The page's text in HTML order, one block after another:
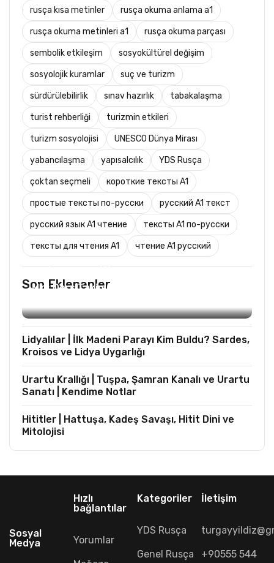
rusça kısa metinler rusça okuma anlama a1
rusça okuma metinleri a1 rusça okuma parçası
sembolik etkileşim sosyokültürel değişim
sosyolojik kuramlar suç ve turizm
sürdürülebilirlik sınav hazırlık tabakalaşma
turist rehberliği turizmin etkileri
turizm sosyolojisi UNESCO Dünya Mirası
yabancılaşma yapısalcılık YDS Rusça
çoktan seçmeli короткие тексты A1
простые тексты по-русски русский A1 текст
русский язык A1 чтение тексты A1 по-русски
тексты для чтения A1 чтение A1 русский
Son Eklenenler
Mks Ders Takip (Turizm ve Mesleki Dersler
Lidyalılar | İlk Madeni Parayı Kim Buldu? Sardes,
Kroisos ve Lidya Uygarlığı
Urartu Krallığı | Tuşpa, Şamran Kanalı ve Urartu
Sanatı | Kendime Notlar
Hititler | Hattuşa, Kadeş Savaşı, Hitit Dini ve
Mitolojisi
Sosyal
Medya
Hızlı
bağlantılar
Yorumlar
Kategoriler
YDS Rusça
Genel Rusça
İletişim
+90555 544